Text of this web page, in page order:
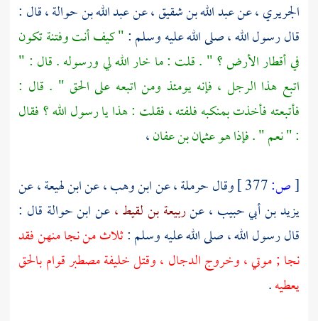
الجريري ،عنعبد الله بن شقيق ،عنعبد الله بن حوالة ،قال :
قال رسول الله ، صلى الله عليه وسلم :" كيف أنت وفتنة تكون
في أقطار الأرض ؟ " . قلت : ما خار الله لي ورسوله . قال : "
اتبع هذا الرجل ، فإنه يومئذ ومن اتبعه على الحق " . قال :
فأتبعته فأخذت بمنكبه فلفته ، فقلت : هذا يا رسول الله ؟ فقال
: " نعم " . فإذا هوعثمان بن عفان،
[ص: وقالحرملة ،عنابن وهب ،عنابن لهيعة ،عن
يزيد بن أبي حبيب ،عنربيعة بن لقيط ،عنابن حوالة قال :
قال رسول الله ، صلى الله عليه وسلم :ثلاث من نجا منهن فقد
نجا ; موتي ، وخروجالدجال ،وقتل خليفة مصطبر قوام بالحق
يعطيه.